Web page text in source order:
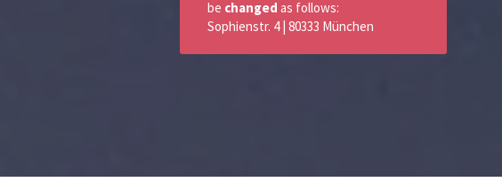
be changed as follows:
Sophienstr. 4 | 80333 München